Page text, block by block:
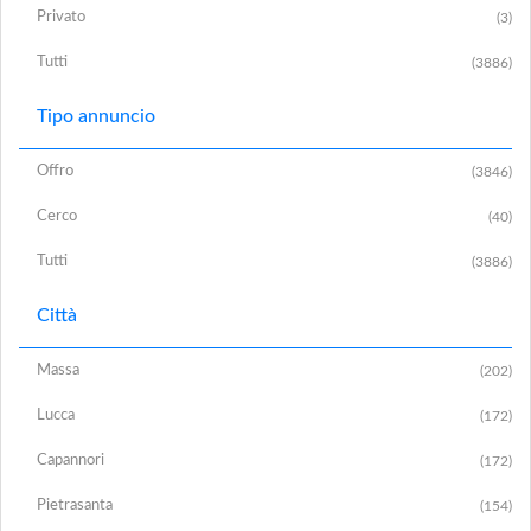
Privato (3)
Tutti (3886)
Tipo annuncio
Offro (3846)
Cerco (40)
Tutti (3886)
Città
Massa (202)
Lucca (172)
Capannori (172)
Pietrasanta (154)